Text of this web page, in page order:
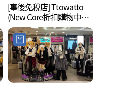
[事後免稅店] Ttowatto
(New Core折扣購物中心
坪村店)(또와또 뉴코아아
울렛 평촌점)